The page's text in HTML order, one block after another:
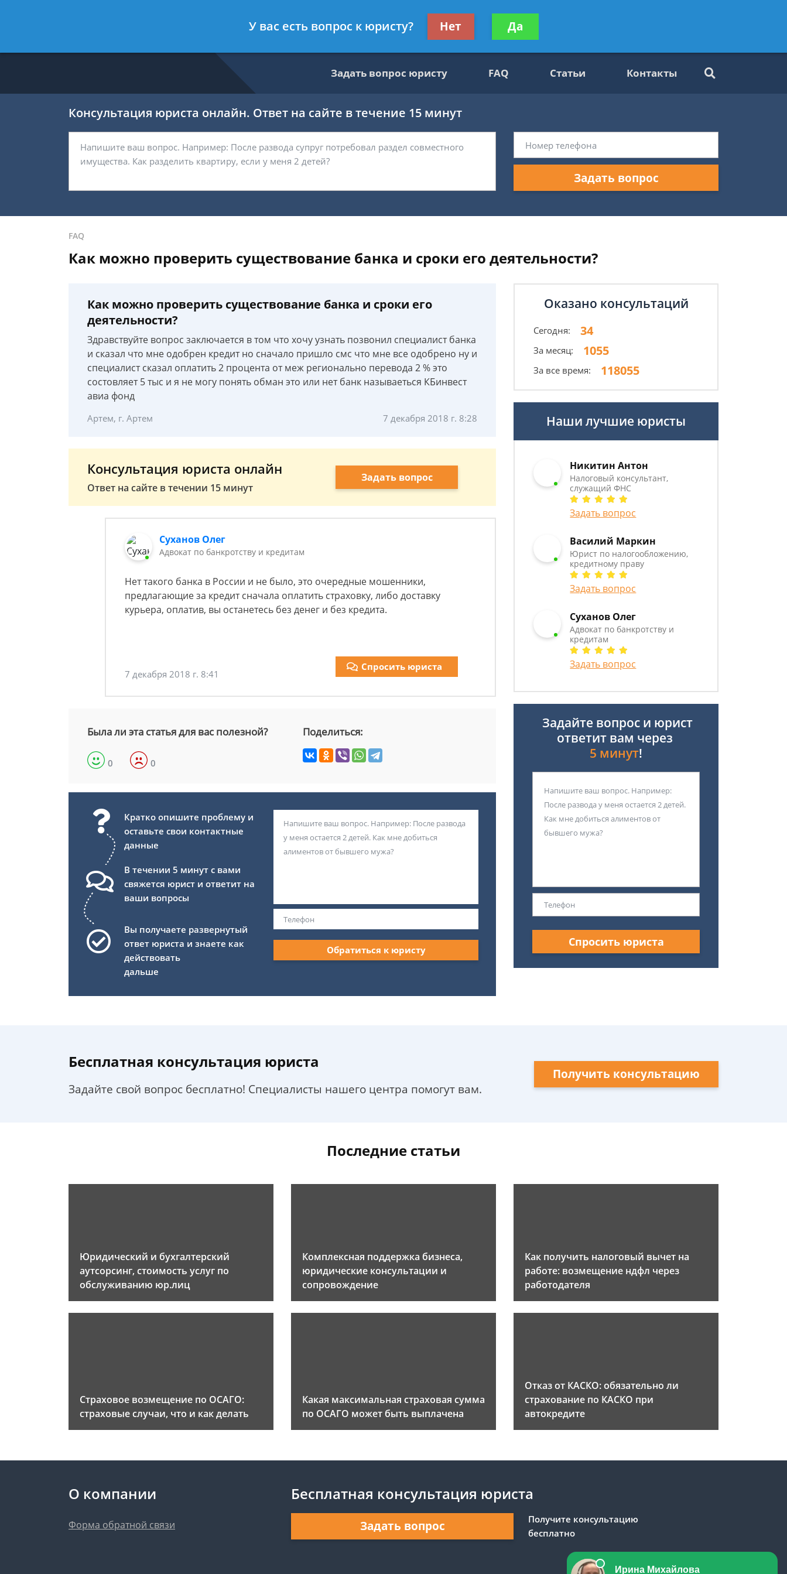
- Налоговый консультант, служащий ФНС
Получите консультацию
бесплатно
Задать вопрос юристу FAQ Статьи Контакты
Консультация юриста онлайн. Ответ на сайте в течение 15 минут
Задать вопрос
FAQ
Как можно проверить существование банка и сроки его деятельности?
Как можно проверить существование банка и сроки его
деятельности?
Здравствуйте вопрос заключается в том что хочу узнать позвонил специалист банка
и сказал что мне одобрен кредит но сначало пришло смс что мне все одобрено ну и
специалист сказал оплатить 2 процента от меж регионально перевода 2 % это
состовляет 5 тыс и я не могу понять обман это или нет банк называеться КБинвест
авиа фонд
Артем, г. Артем 7 декабря 2018 г. 8:28
Консультация юриста онлайн
Ответ на сайте в течении 15 минут
Задать вопрос
Суханов Олег
Адвокат по банкротству и кредитам
Нет такого банка в России и не было, это очередные мошенники,
предлагающие за кредит сначала оплатить страховку, либо доставку
курьера, оплатив, вы останетесь без денег и без кредита.
7 декабря 2018 г. 8:41
Спросить юриста
Была ли эта статья для вас полезной?
0 0
Поделиться:
Кратко опишите проблему и
оставьте свои контактные
данные
В течении 5 минут с вами
свяжется юрист и ответит на
ваши вопросы
Вы получаете развернутый
ответ юриста и знаете как
действовать
дальше
Обратиться к юристу
Оказано консультаций
Сегодня: 34
За месяц: 1055
За все время: 118055
Наши лучшие юристы
Никитин Антон
Налоговый консультант,
служащий ФНС
Задать вопрос
Василий Маркин
Юрист по налогообложению,
кредитному праву
Задать вопрос
Суханов Олег
Адвокат по банкротству и
кредитам
Задать вопрос
Задайте вопрос и юрист
ответит вам через
5 минут!
Спросить юриста
Бесплатная консультация юриста
Задайте свой вопрос бесплатно! Специалисты нашего центра помогут вам.
Получить консультацию
Последние статьи
Юридический и бухгалтерский
аутсорсинг, стоимость услуг по
обслуживанию юр.лиц
Комплексная поддержка бизнеса,
юридические консультации и
сопровождение
Как получить налоговый вычет на
работе: возмещение ндфл через
работодателя
Страховое возмещение по ОСАГО:
страховые случаи, что и как делать
Какая максимальная страховая сумма
по ОСАГО может быть выплачена
Отказ от КАСКО: обязательно ли
страхование по КАСКО при
автокредите
О компании
Форма обратной связи
Бесплатная консультация юриста
Задать вопрос
Получите консультацию
бесплатно
У вас есть вопрос к юристу? Нет Да